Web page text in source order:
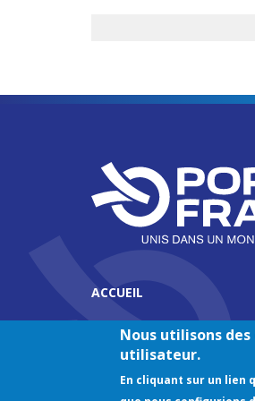
ACCUEIL
Nous utilisons
utilisateur.
En cliquant sur un lien